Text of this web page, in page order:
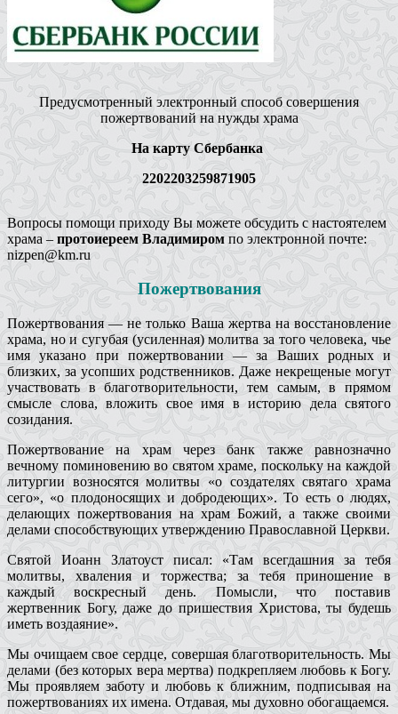
Предусмотренный электронный способ совершения
пожертвований на нужды храма
На карту Сбербанка
2202203259871905
Вопросы помощи приходу Вы можете обсудить с настоятелем
храма – протоиереем Владимиром по электронной почте:
nizpen@km.ru
Пожертвования
Пожертвования — не только Ваша жертва на восстановление
храма, но и сугубая (усиленная) молитва за того человека, чье
имя указано при пожертвовании — за Ваших родных и
близких, за усопших родственников. Даже некрещеные могут
участвовать в благотворительности, тем самым, в прямом
смысле слова, вложить свое имя в историю дела святого
созидания.
Пожертвование на храм через банк также равнозначно
вечному поминовению во святом храме, поскольку на каждой
литургии возносятся молитвы «о создателях святаго храма
сего», «о плодоносящих и добродеющих». То есть о людях,
делающих пожертвования на храм Божий, а также своими
делами способствующих утверждению Православной Церкви.
Святой Иоанн Златоуст писал: «Там всегдашния за тебя
молитвы, хваления и торжества; за тебя приношение в
каждый воскресный день. Помысли, что поставив
жертвенник Богу, даже до пришествия Христова, ты будешь
иметь воздаяние».
Мы очищаем свое сердце, совершая благотворительность. Мы
делами (без которых вера мертва) подкрепляем любовь к Богу.
Мы проявляем заботу и любовь к ближним, подписывая на
пожертвованиях их имена. Отдавая, мы духовно обогащаемся.